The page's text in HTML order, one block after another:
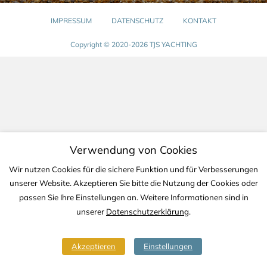
IMPRESSUM DATENSCHUTZ KONTAKT
Copyright © 2020-2026 TJS YACHTING
Verwendung von Cookies
Wir nutzen Cookies für die sichere Funktion und für Verbesserungen
unserer Website. Akzeptieren Sie bitte die Nutzung der Cookies oder
passen Sie Ihre Einstellungen an. Weitere Informationen sind in
unserer Datenschutzerklärung.
Akzeptieren Einstellungen